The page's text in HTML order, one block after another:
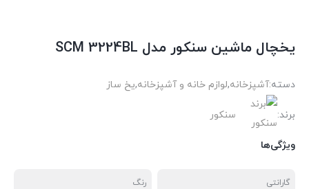
یخچال ماشین سنکور مدل SCM 3224BL
دسته:آشپزخانه,لوازم خانه و آشپزخانه,یخ ساز
برند: سنکور
ویژگی‌ها
گارانتی رنگ